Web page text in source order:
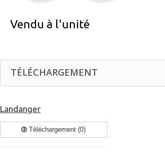
Vendu à l'unité
TÉLÉCHARGEMENT
Landanger
Téléchargement (0)